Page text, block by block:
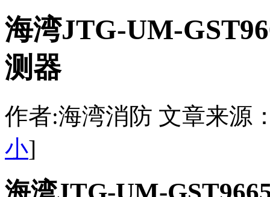
海湾JTG-UM-
测器
作者:海湾消防 文章来源
小]